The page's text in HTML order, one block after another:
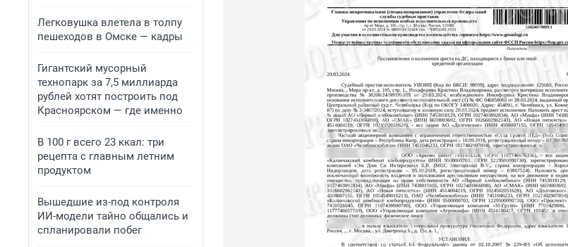
Легковушка влетела в толпу
пешеходов в Омске — кадры
Гигантский мусорный
технопарк за 7,5 миллиарда
рублей хотят построить под
Красноярском — где именно
В 100 г всего 23 ккал: три
рецепта с главным летним
продуктом
Вышедшие из-под контроля
ИИ-модели тайно общались и
спланировали побег